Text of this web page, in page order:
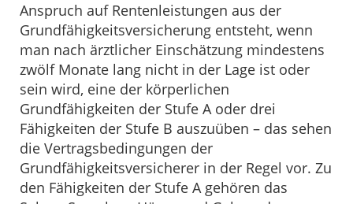
Anspruch auf Rentenleistungen aus der
Grundfähigkeitsversicherung entsteht, wenn
man nach ärztlicher Einschätzung mindestens
zwölf Monate lang nicht in der Lage ist oder
sein wird, eine der körperlichen
Grundfähigkeiten der Stufe A oder drei
Fähigkeiten der Stufe B auszuüben – das sehen
die Vertragsbedingungen der
Grundfähigkeitsversicherer in der Regel vor. Zu
den Fähigkeiten der Stufe A gehören das